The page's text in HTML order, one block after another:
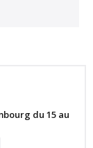
du 15 au